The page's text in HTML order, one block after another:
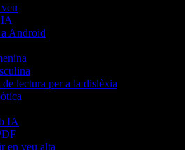
Android
lectura per a la dislèxia
IA
en veu alta